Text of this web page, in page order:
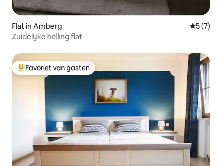
Flat in Amberg
5 (7)
Zuidelijke helling flat
Topfavoriet van gasten
Favoriet van gasten